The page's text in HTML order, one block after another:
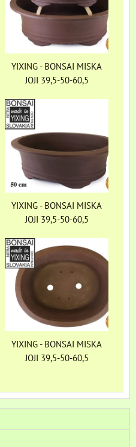
YIXING - BONSAI MISKA
JOJI 39,5-50-60,5
YIXING - BONSAI MISKA
JOJI 39,5-50-60,5
YIXING - BONSAI MISKA
JOJI 39,5-50-60,5